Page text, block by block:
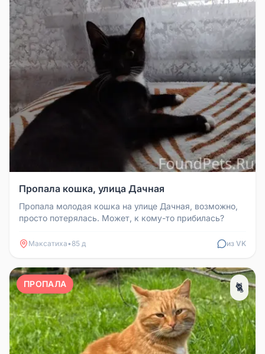
Пропала кошка, улица Дачная
Пропала молодая кошка на улице Дачная, возможно,
просто потерялась. Может, к кому-то прибилась?
Максатиха• 85 д из VK
ПРОПАЛА 🐈